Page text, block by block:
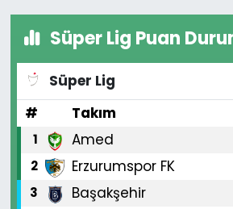
Süper Lig Puan
Süper Lig
#
Takım
1 Amed
2 Erzurumspor FK
3 Başakşehir